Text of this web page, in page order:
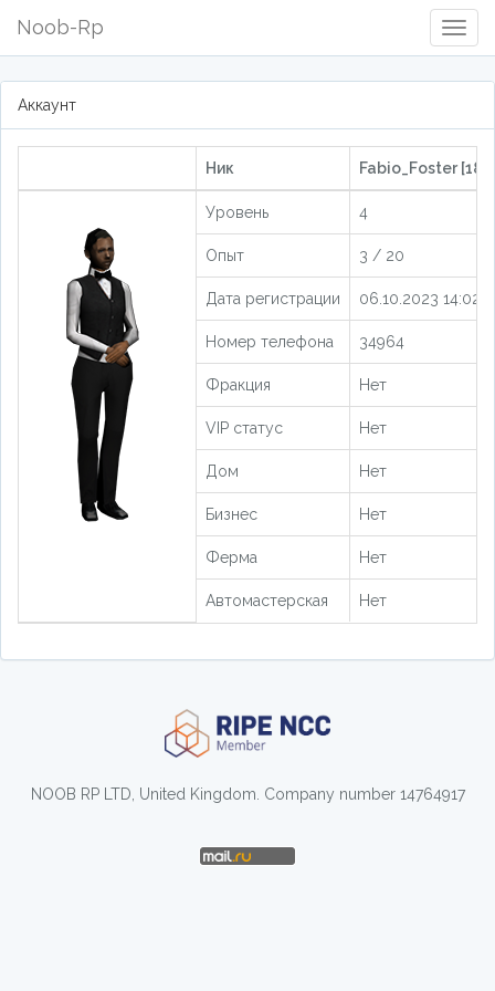
Noob-Rp
Аккаунт
Ник Fabio_Foster
Уровень 4
Опыт 3 / 20
Дата регистрации 06.10.2023
Номер телефона 34964
Фракция Нет
VIP статус Нет
Дом Нет
Бизнес Нет
Ферма Нет
Автомастерская Нет
NOOB RP LTD, United Kingdom. Company number 14764917